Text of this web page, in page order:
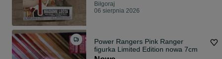
Biłgoraj
06 sierpnia 2026
Power Rangers Pink Ranger
figurka Limited Edition nowa 7cm